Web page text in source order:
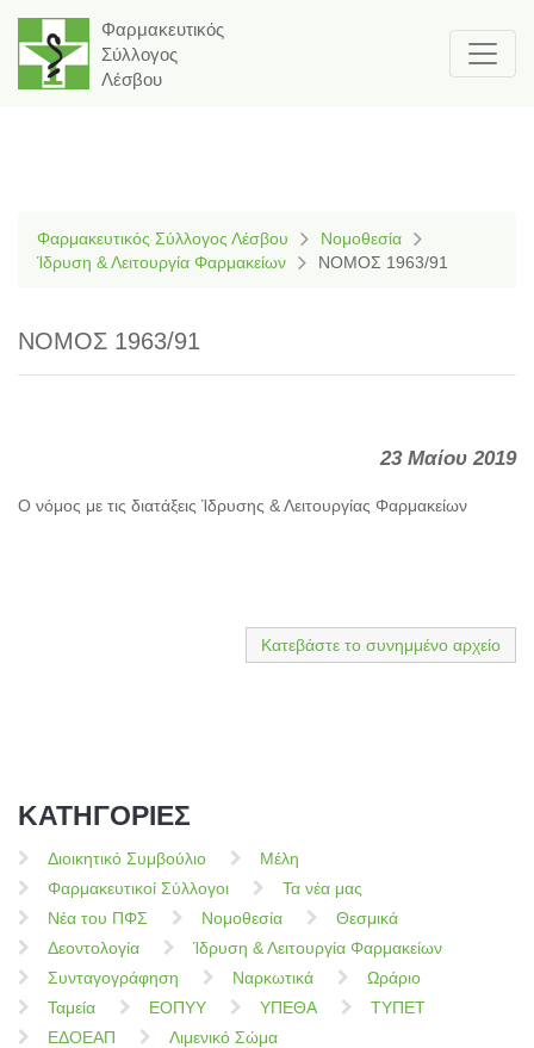
Φαρμακευτικός
Σύλλογος
Λέσβου
Φαρμακευτικός Σύλλογος Λέσβου
Νομοθεσία
Ίδρυση & Λειτουργία Φαρμακείων
ΝΟΜΟΣ 1963/91
ΝΟΜΟΣ 1963/91
23 Μαίου 2019
Ο νόμος με τις διατάξεις Ίδρυσης & Λειτουργίας Φαρμακείων
Κατεβάστε το συνημμένο αρχείο
ΚΑΤΗΓΟΡΙΕΣ
Διοικητικό Συμβούλιο
Μέλη
Φαρμακευτικοί Σύλλογοι
Τα νέα μας
Νέα του ΠΦΣ
Νομοθεσία
Θεσμικά
Δεοντολογία
Ίδρυση & Λειτουργία Φαρμακείων
Συνταγογράφηση
Ναρκωτικά
Ωράριο
Ταμεία
ΕΟΠΥΥ ΥΠΕΘΑ
ΤΥΠΕΤ
ΕΔΟΕΑΠ
Λιμενικό Σώμα